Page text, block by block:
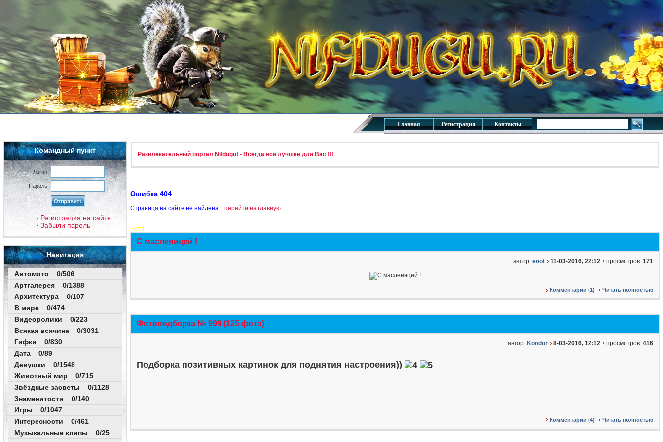
Главная Регистрация Контакты
Командный пункт
Логин:
Пароль:
Регистрация на сайте
Забыли пароль
Навигация
Автомото 0/506
Артгалерея 0/1388
Архитектура 0/107
В мире 0/474
Видеоролики 0/223
Всякая всячина 0/3031
Гифки 0/830
Дата 0/89
Девушки 0/1548
Животный мир 0/715
Звёздные засветы 0/1128
Знаменитости 0/140
Игры 0/1047
Интересности 0/461
Музыкальные клипы 0/25
Развлекательный портал Nifdugu! - Всегда всё лучшее для Вас !!!
Ошибка 404
Страница на сайте не найдена... перейти на главную
New!
С масленицей !
автор: enot 11-03-2016, 22:12 просмотров: 171
Комментарии (1) Читать полностью
Фотоподборка № 999 (125 фото)
автор: Kondor 8-03-2016, 12:12 просмотров: 416
Подборка позитивных картинок для поднятия настроения))
Комментарии (4) Читать полностью